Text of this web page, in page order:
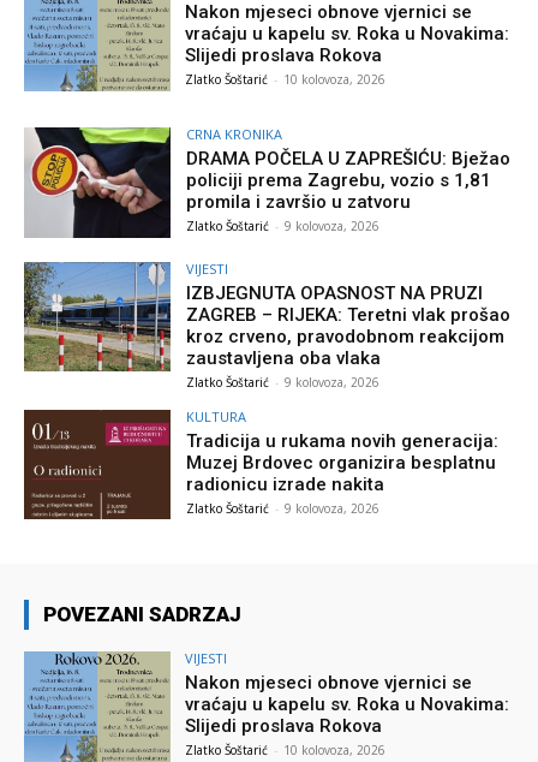
Nakon mjeseci obnove vjernici se
vraćaju u kapelu sv. Roka u Novakima:
Slijedi proslava Rokova
Zlatko Šoštarić - 10 kolovoza, 2026
CRNA KRONIKA
DRAMA POČELA U ZAPREŠIĆU: Bježao
policiji prema Zagrebu, vozio s 1,81
promila i završio u zatvoru
Zlatko Šoštarić - 9 kolovoza, 2026
VIJESTI
IZBJEGNUTA OPASNOST NA PRUZI
ZAGREB – RIJEKA: Teretni vlak prošao
kroz crveno, pravodobnom reakcijom
zaustavljena oba vlaka
Zlatko Šoštarić - 9 kolovoza, 2026
KULTURA
Tradicija u rukama novih generacija:
Muzej Brdovec organizira besplatnu
radionicu izrade nakita
Zlatko Šoštarić - 9 kolovoza, 2026
POVEZANI SADRZAJ
VIJESTI
Nakon mjeseci obnove vjernici se
vraćaju u kapelu sv. Roka u Novakima:
Slijedi proslava Rokova
Zlatko Šoštarić - 10 kolovoza, 2026